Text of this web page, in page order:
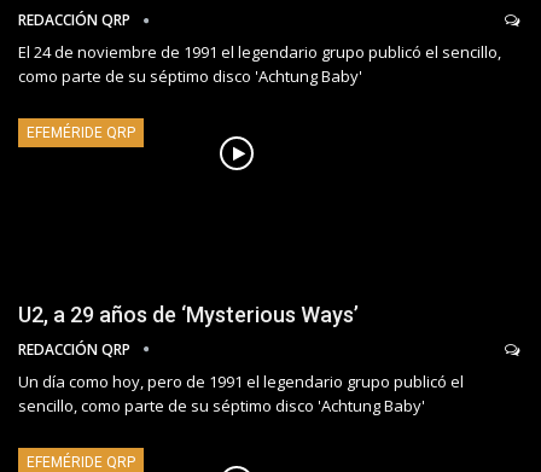
REDACCIÓN QRP
El 24 de noviembre de 1991 el legendario grupo publicó el sencillo,
como parte de su séptimo disco 'Achtung Baby'
EFEMÉRIDE QRP
U2, a 29 años de ‘Mysterious Ways’
REDACCIÓN QRP
Un día como hoy, pero de 1991 el legendario grupo publicó el
sencillo, como parte de su séptimo disco 'Achtung Baby'
EFEMÉRIDE QRP